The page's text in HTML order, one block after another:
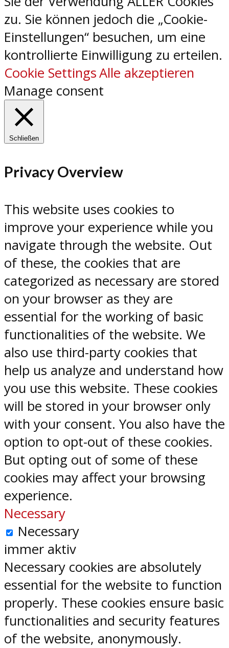
zu. Sie können jedoch die „Cookie-
Einstellungen“ besuchen, um eine
kontrollierte Einwilligung zu erteilen.
Cookie SettingsAlle akzeptieren
Manage consent
Schließen
Privacy Overview
This website uses cookies to
improve your experience while you
navigate through the website. Out
of these, the cookies that are
categorized as necessary are stored
on your browser as they are
essential for the working of basic
functionalities of the website. We
also use third-party cookies that
help us analyze and understand how
you use this website. These cookies
will be stored in your browser only
with your consent. You also have the
option to opt-out of these cookies.
But opting out of some of these
cookies may affect your browsing
experience.
Necessary
Necessary
immer aktiv
Necessary cookies are absolutely
essential for the website to function
properly. These cookies ensure basic
functionalities and security features
of the website, anonymously.